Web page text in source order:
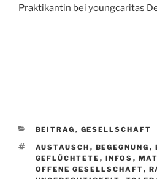
Praktikantin bei youngcaritas
KATEGORIEN
BEITRAG , GESELLSCHAFT
SCHLAGWÖRTER
AUSTAUSCH , BEGEGNUNG ,
GEFLÜCHTETE , INFOS ,
OFFENE GESELLSCHAFT,